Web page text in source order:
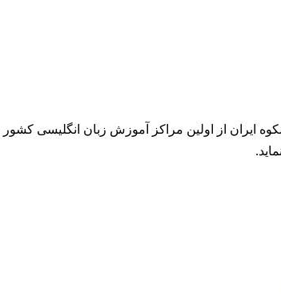
از اولین مراکز آموزش زبان انگلیسی کشور می